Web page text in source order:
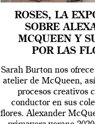
ROSES, LA
SOBRE
MCQUEEN Y
POR LAS
Sarah Burton nos
atelier de McQueen,
procesos creativos
conductor en sus
flores. Alexander